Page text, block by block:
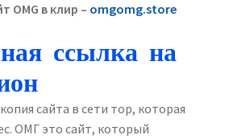
OMG в клир – omgomg.store
ссылка на
сайта в сети тор, которая
ОМГ это сайт, который